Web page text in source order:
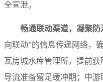
全宣泄。
畅通联动渠道，凝聚防
向联动”的信息传递网络，
瓦房城水库管理所，提前
导流准备留足缓冲期；中